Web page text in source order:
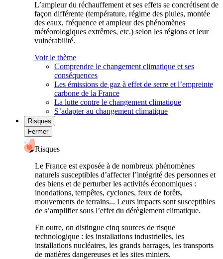
L’ampleur du réchauffement et ses effets se concrétisent de
façon différente (température, régime des pluies, montée
des eaux, fréquence et ampleur des phénomènes
météorologiques extrêmes, etc.) selon les régions et leur
vulnérabilité.
Voir le thème
Comprendre le changement climatique et ses
conséquences
Les émissions de gaz à effet de serre et l’empreinte
carbone de la France
La lutte contre le changement climatique
S’adapter au changement climatique
Risques
Fermer
Risques
Le France est exposée à de nombreux phénomènes
naturels susceptibles d’affecter l’intégrité des personnes et
des biens et de perturber les activités économiques :
inondations, tempêtes, cyclones, feux de forêts,
mouvements de terrains... Leurs impacts sont susceptibles
de s’amplifier sous l’effet du dérèglement climatique.
En outre, on distingue cinq sources de risque
technologique : les installations industrielles, les
installations nucléaires, les grands barrages, les transports
de matières dangereuses et les sites miniers.